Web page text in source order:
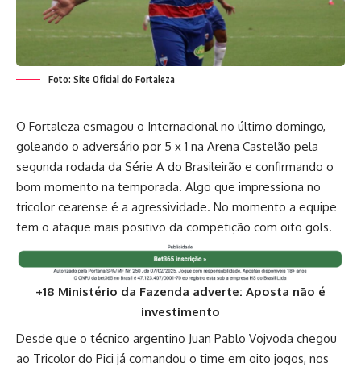
Foto: Site Oficial do Fortaleza
O Fortaleza esmagou o Internacional no último domingo,
goleando o adversário por 5 x 1 na Arena Castelão pela
segunda rodada da Série A do Brasileirão e confirmando o
bom momento na temporada. Algo que impressiona no
tricolor cearense é a agressividade. No momento a equipe
tem o ataque mais positivo da competição com oito gols.
+18 Ministério da Fazenda adverte: Aposta não é
investimento
Desde que o técnico argentino Juan Pablo Vojvoda chegou
ao Tricolor do Pici já comandou o time em oito jogos, nos